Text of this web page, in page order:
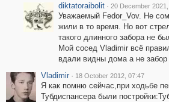
diktatoraibolit · 20 December
Уважаемый Fedor_Vov. Не
жили в то время. Но вот
такого длинного забора не
Мой сосед Vladimir всё
вдали видны дома а не забор
Vladimir · 18 October 2012, 07:47
Я как помню сейчас,при ходьбе
Тубдиспансера были